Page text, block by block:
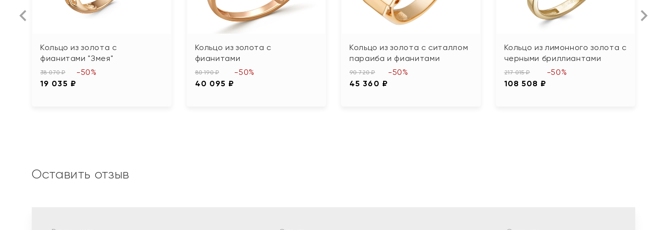
Кольцо из золота с
фианитами "Змея"
38 070 ₽
19 035 ₽
-50%
Кольцо из золота с
фианитами
80 190 ₽
40 095 ₽
-50%
Кольцо из золота с ситаллом
параиба и фианитами
90 720 ₽
45 360 ₽
-50%
Кольцо из лимонного золота с
черными бриллиантами
217 015 ₽
108 508 ₽
-50%
Оставить отзыв